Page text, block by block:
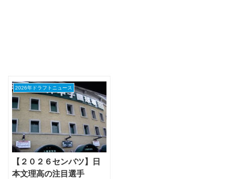
2026年ドラフトニュース
【２０２６センバツ】日
本文理高の注目選手